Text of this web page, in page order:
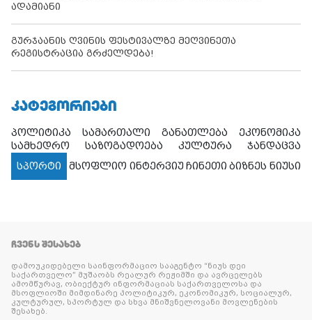
ადამიანი
გურჯაანის ღვინის ფესტივალზე მეღვინეთა
რეგისტრაცია გრძელდება!
ᲙᲐᲢᲔᲒᲝᲠᲘᲔᲑᲘ
პოლიტიკა სამართალი განათლება
ეკონომიკა
სამხედრო
საზოგადოება კულტურა
ჯანდაცვა
სპორტი
მსოფლიო ინტერვიუ ჩინეთი ბიზნეს ნიუსი
ᲩᲕᲔᲜᲡ ᲨᲔᲡᲐᲮᲔᲑ
დამოუკიდებელი საინფორმაციო სააგენტო “ნიუს დეი
საქართველო” მუშაობს რეალურ რეჟიმში და ავრცელებს
ამომწურავ, ობიექტურ ინფორმაციას საქართველოსა და
მსოფლიოში მიმდინარე პოლიტიკურ, ეკონომიკურ, სოციალურ,
კულტურულ, სპორტულ და სხვა მნიშვნელოვანი მოვლენების
შესახებ.